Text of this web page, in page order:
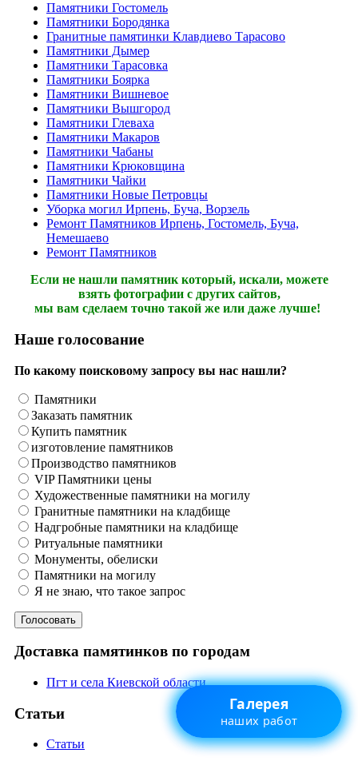
Памятники Гостомель
Памятники Бородянка
Гранитные памятинки Клавдиево Тарасово
Памятники Дымер
Памятники Тарасовка
Памятники Боярка
Памятники Вишневое
Памятники Вышгород
Памятники Глеваха
Памятники Макаров
Памятники Чабаны
Памятники Крюковщина
Памятники Чайки
Памятники Новые Петровцы
Уборка могил Ирпень, Буча, Ворзель
Ремонт Памятников Ирпень, Гостомель, Буча,
Немешаево
Ремонт Памятников
Если не нашли памятник который, искали, можете
взять фотографии с других сайтов,
мы вам сделаем точно такой же или даже лучше!
Наше голосование
По какому поисковому запросу вы нас нашли?
Памятники
Заказать памятник
Купить памятник
изготовление памятников
Производство памятников
VIP Памятники цены
Художественные памятники на могилу
Гранитные памятники на кладбище
Надгробные памятники на кладбище
Ритуальные памятники
Монументы, обелиски
Памятники на могилу
Я не знаю, что такое запрос
Доставка памятинков по городам
Пгт и села Киевской области
Статьи
Статьи
Галерея
наших работ